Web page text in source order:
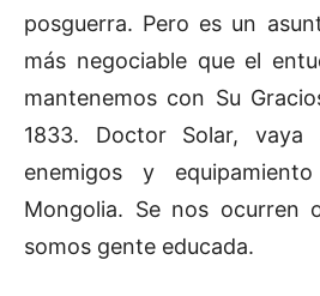
posguerra. Pero es un
más negociable que el
mantenemos con Su
1833. Doctor Solar, vaya
enemigos y
Mongolia. Se nos ocurren
somos gente educada.